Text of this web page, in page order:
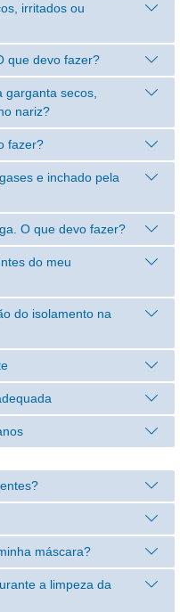
irritados ou
que devo fazer?
secos,
nariz?
fazer?
e inchado pela
O que devo fazer?
do meu
do isolamento na
máscara?
a limpeza da